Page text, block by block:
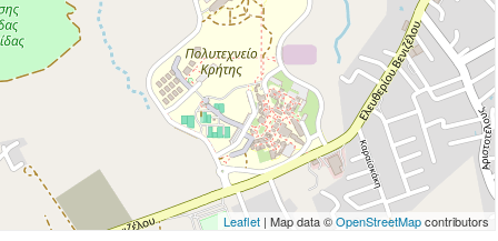
Leaflet| Map data ©OpenStreetMapcontributors